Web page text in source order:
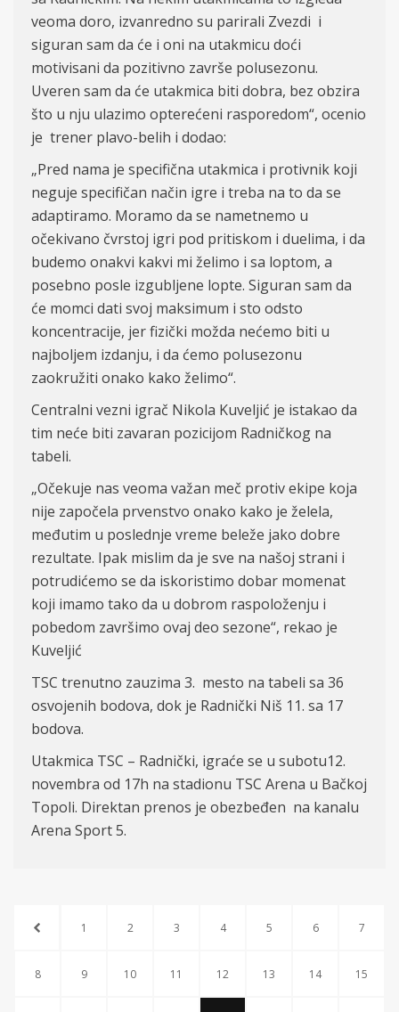
veoma doro, izvanredno su parirali Zvezdi i
siguran sam da će i oni na utakmicu doći
motivisani da pozitivno završe polusezonu.
Uveren sam da će utakmica biti dobra, bez obzira
što u nju ulazimo opterećeni rasporedom“, ocenio
je trener plavo-belih i dodao:
„Pred nama je specifična utakmica i protivnik koji
neguje specifičan način igre i treba na to da se
adaptiramo. Moramo da se nametnemo u
očekivano čvrstoj igri pod pritiskom i duelima, i da
budemo onakvi kakvi mi želimo i sa loptom, a
posebno posle izgubljene lopte. Siguran sam da
će momci dati svoj maksimum i sto odsto
koncentracije, jer fizički možda nećemo biti u
najboljem izdanju, i da ćemo polusezonu
zaokružiti onako kako želimo“.
Centralni vezni igrač Nikola Kuveljić je istakao da
tim neće biti zavaran pozicijom Radničkog na
tabeli.
„Očekuje nas veoma važan meč protiv ekipe koja
nije započela prvenstvo onako kako je želela,
međutim u poslednje vreme beleže jako dobre
rezultate. Ipak mislim da je sve na našoj strani i
potrudićemo se da iskoristimo dobar momenat
koji imamo tako da u dobrom raspoloženju i
pobedom završimo ovaj deo sezone“, rekao je
Kuveljić
TSC trenutno zauzima 3. mesto na tabeli sa 36
osvojenih bodova, dok je Radnički Niš 11. sa 17
bodova.
Utakmica TSC – Radnički, igraće se u subotu12.
novembra od 17h na stadionu TSC Arena u Bačkoj
Topoli. Direktan prenos je obezbeđen na kanalu
Arena Sport 5.
1 2 3 4 5 6 7
8 9 10 11 12 13 14 15